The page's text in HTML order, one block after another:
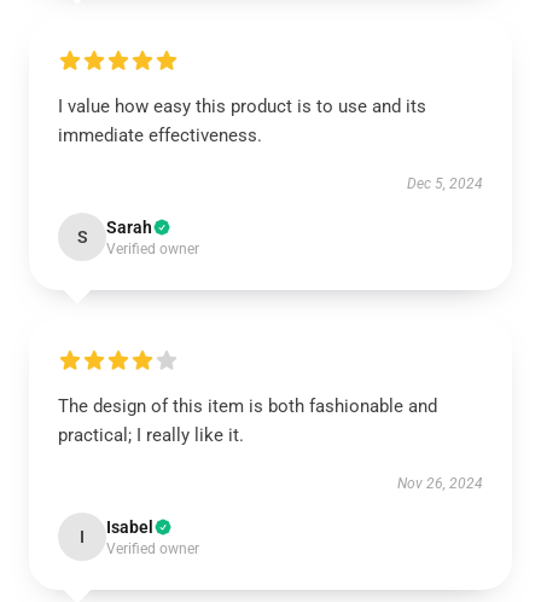
I value how easy this product is to use and its
immediate effectiveness.
Dec 5, 2024
S Sarah
Verified owner
The design of this item is both fashionable and
practical; I really like it.
Nov 26, 2024
I Isabel
Verified owner